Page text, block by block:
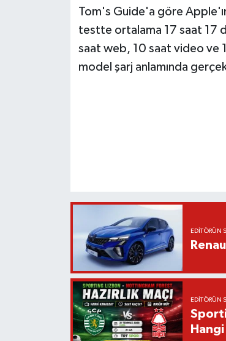
Tom's Guide'a göre
testte ortalama 17 saat 17
saat web, 10 saat video ve
model şarj anlamında
EDITÖRÜN
EDITÖRÜN